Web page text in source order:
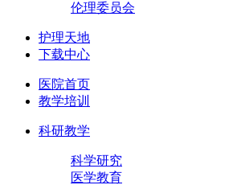
伦理委员会
护理天地
下载中心
医院首页
教学培训
科研教学
科学研究
医学教育